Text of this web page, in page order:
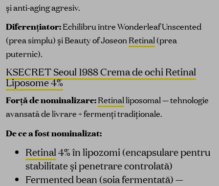
și anti-aging agresiv.
Diferențiator:Echilibru între Wonderleaf Unscented
(prea simplu) și Beauty of JoseonRetinal(prea
puternic).
KSECRET Seoul 1988 Crema de ochi Retinal
Liposome 4%
Forță de nominalizare:Retinalliposomal — tehnologie
avansată de livrare + fermenți tradiționale.
De ce a fost nominalizat:
Retinal4% în lipozomi (encapsulare pentru
stabilitate și penetrare controlată)
Fermented bean (soia fermentată) —